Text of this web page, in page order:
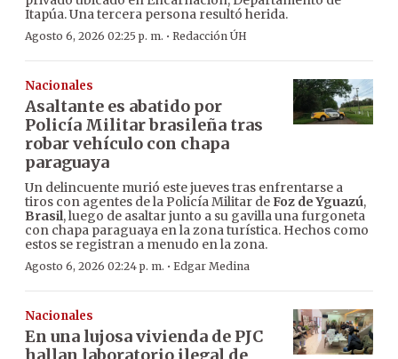
Itapúa. Una tercera persona resultó herida.
Agosto 6, 2026 02:25 p. m. · Redacción ÚH
Nacionales
Asaltante es abatido por
Policía Militar brasileña tras
robar vehículo con chapa
paraguaya
Un delincuente murió este jueves tras enfrentarse a
tiros con agentes de la Policía Militar deFoz de Yguazú,
Brasil, luego de asaltar junto a su gavilla una furgoneta
con chapa paraguaya en la zona turística. Hechos como
estos se registran a menudo en la zona.
Agosto 6, 2026 02:24 p. m. · Edgar Medina
Nacionales
En una lujosa vivienda de PJC